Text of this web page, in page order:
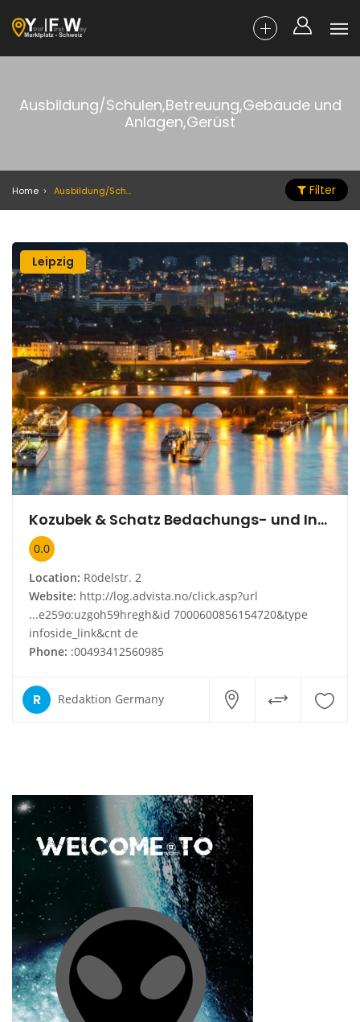
Ausbildung/Schulen,Betreuung,Gebäude und
Anlagen,Gerüst
Home Ausbildung/Schulen,Betreuung,Gebäude und Anlagen,Gerüst Filter
Leipzig
Kozubek & Schatz Bedachungs- und Installations GmbH
0.0
Location: Rödelstr. 2
Website: http://log.advista.no/click.asp?url
...e259o:uzgoh59hregh&id 7000600856154720&type
infoside_link&cnt de
Phone: :00493412560985
R Redaktion Germany